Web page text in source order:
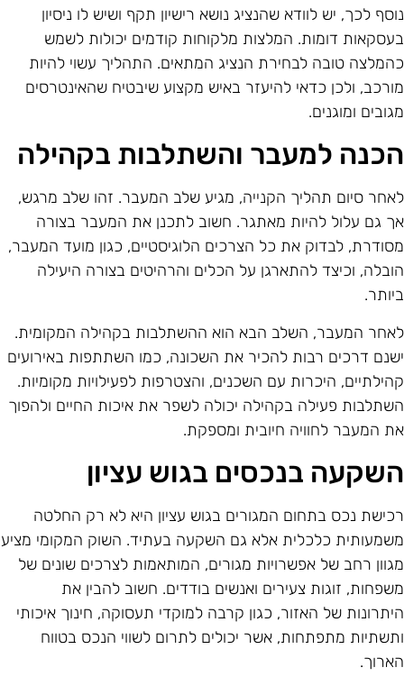
לכך, יש לוודא שהנציג נושא רישיון תקף ושיש לו ניסיון
דומות. המלצות מלקוחות קודמים יכולות לשמש
טובה לבחירת הנציג המתאים. התהליך עשוי להיות
ולכן כדאי להיעזר באיש מקצוע שיבטיח שהאינטרסים
ומוגנים.
למעבר והשתלבות בקהילה
סיום תהליך הקנייה, מגיע שלב המעבר. זהו שלב מרגש,
גם עלול להיות מאתגר. חשוב לתכנן את המעבר בצורה
לבדוק את כל הצרכים הלוגיסטיים, כגון מועד המעבר,
וכיצד להתארגן על הכלים והרהיטים בצורה היעילה
המעבר, השלב הבא הוא ההשתלבות בקהילה המקומית.
דרכים רבות להכיר את השכונה, כמו השתתפות באירועים
היכרות עם השכנים, והצטרפות לפעילויות מקומיות.
פעילה בקהילה יכולה לשפר את איכות החיים ולהפוך
המעבר לחוויה חיובית ומספקת.
בנכסים בגוש עציון
נכס בתחום המגורים בגוש עציון היא לא רק החלטה
כלכלית אלא גם השקעה בעתיד. השוק המקומי מציע
רחב של אפשרויות מגורים, המותאמות לצרכים שונים של
זוגות צעירים ואנשים בודדים. חשוב להבין את
של האזור, כגון קרבה למוקדי תעסוקה, חינוך איכותי
מתפתחות, אשר יכולים לתרום לשווי הנכס בטווח